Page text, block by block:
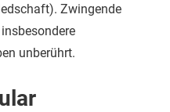
Zwingende
unberührt.